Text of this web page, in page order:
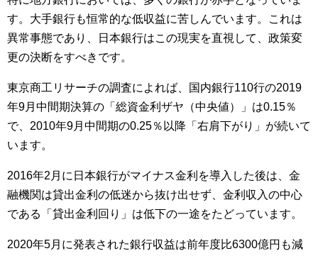
す。大手銀行も恒常的な低収益に苦しんでいます。これは
異常事態であり、日本銀行はこの現実を直視して、政策変
更の決断をすべきです。
東京商工リサーチの調査によれば、国内銀行110行の2019
年9月中間期決算の「総資金利ザヤ（中央値）」は0.15％
で、2010年9月中間期の0.25％以降「右肩下がり」が続いて
います。
2016年2月に日本銀行がマイナス金利を導入した後は、金
融機関は貸出金利の低迷から抜け出せず、金利収入の中心
である「貸出金利回り」は低下の一途をたどっています。
2020年5月に発表された銀行収益は前年度比6300億円も減